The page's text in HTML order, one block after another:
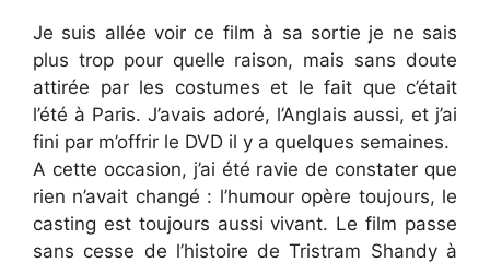
Je suis allée voir ce film à sa sortie je ne sais
plus trop pour quelle raison, mais sans doute
attirée par les costumes et le fait que c’était
l’été à Paris. J’avais adoré, l’Anglais aussi, et j’ai
fini par m’offrir le DVD il y a quelques semaines.
A cette occasion, j’ai été ravie de constater que
rien n’avait changé : l’humour opère toujours, le
casting est toujours aussi vivant. Le film passe
sans cesse de l’histoire de Tristram Shandy à